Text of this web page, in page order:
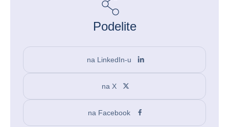
Podelite
na LinkedIn-u
na X
na Facebook